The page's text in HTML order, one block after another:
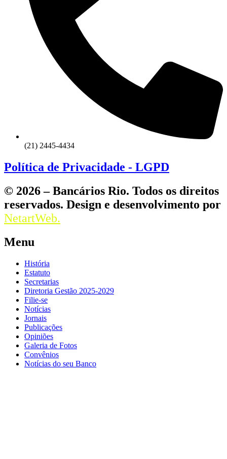
(21) 2445-4434
Política de Privacidade - LGPD
© 2026 – Bancários Rio. Todos os direitos
reservados. Design e desenvolvimento por
NetartWeb.
Menu
História
Estatuto
Secretarias
Diretoria Gestão 2025-2029
Filie-se
Notícias
Jornais
Publicações
Opiniões
Galeria de Fotos
Convênios
Notícias do seu Banco